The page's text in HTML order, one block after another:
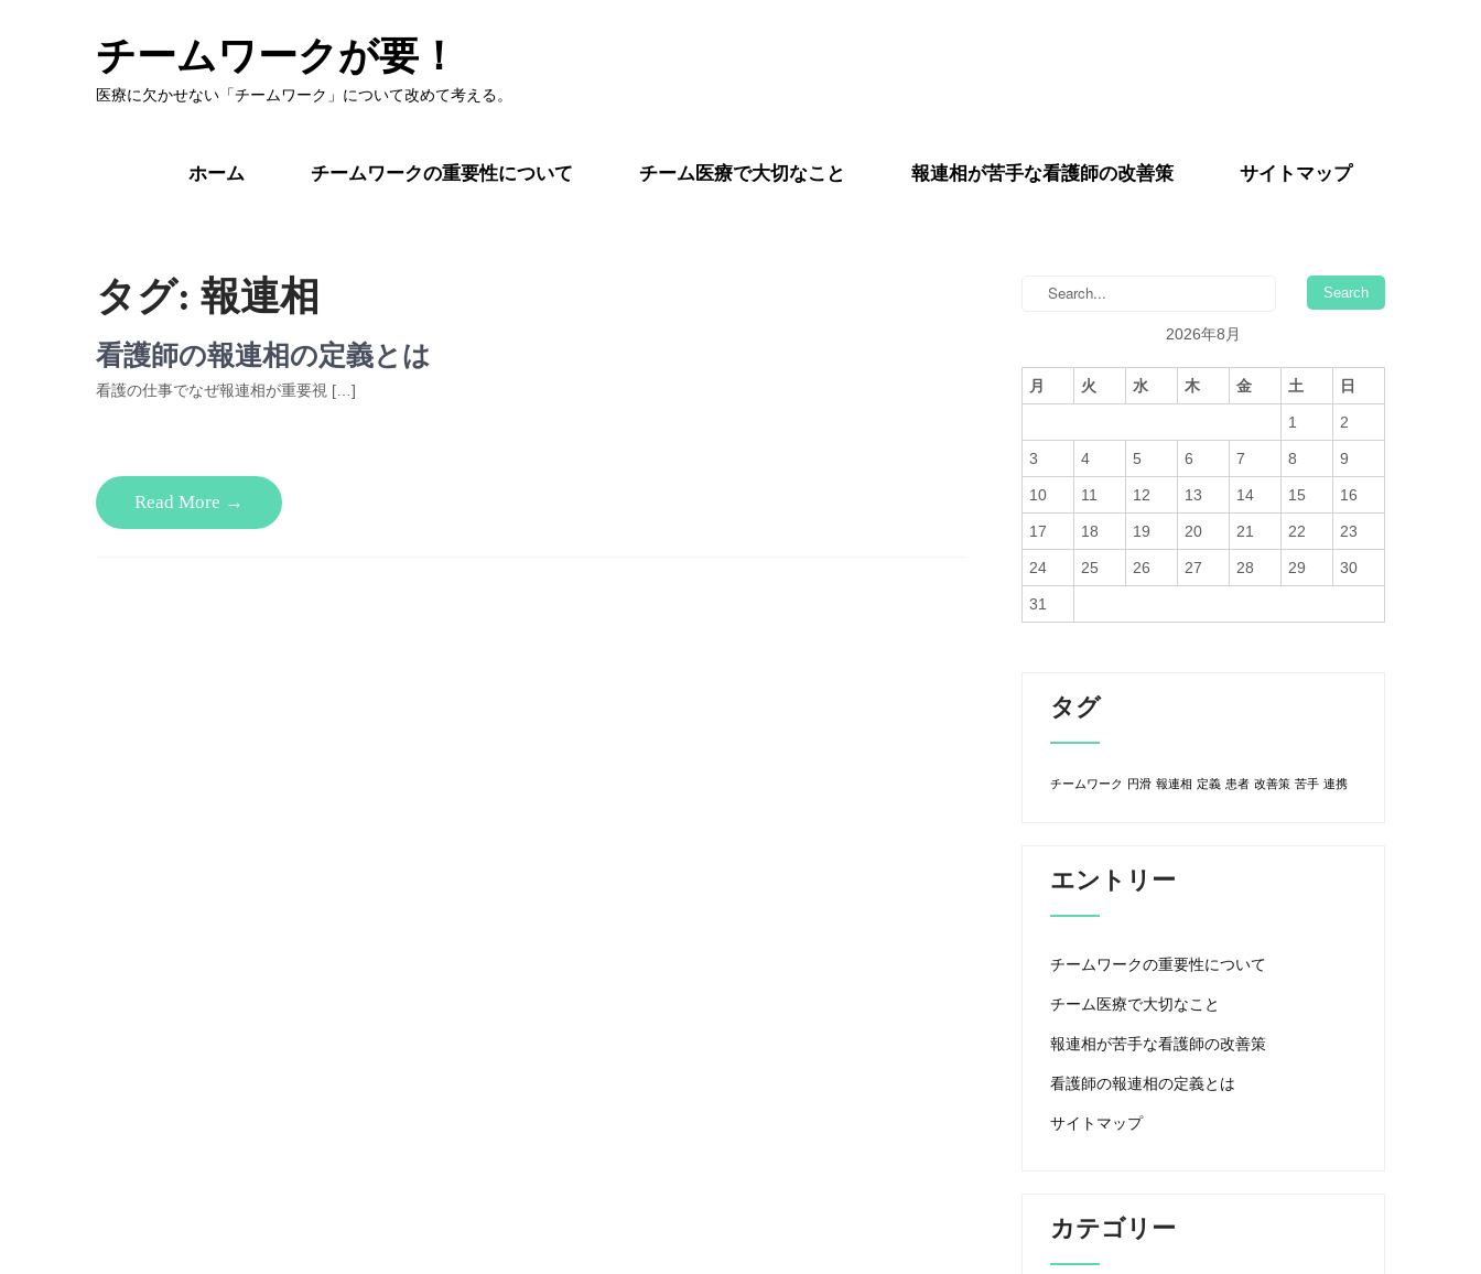
チームワークが要！
医療に欠かせない「チームワーク」について改めて考える。
ホーム チームワークの重要性について チーム医療で大切なこと 報連相が苦手な看護師の改善策 サイトマップ
タグ: 報連相
看護師の報連相の定義とは
看護の仕事でなぜ報連相が重要視 […]
Read More →
2026年8月
月 火 水 木 金 土 日
1 2
3 4 5 6 7 8 9
10 11 12 13 14 15 16
17 18 19 20 21 22 23
24 25 26 27 28 29 30
31
タグ
チームワーク 円滑 報連相 定義 患者 改善策 苦手 連携
エントリー
チームワークの重要性について
チーム医療で大切なこと
報連相が苦手な看護師の改善策
看護師の報連相の定義とは
サイトマップ
カテゴリー